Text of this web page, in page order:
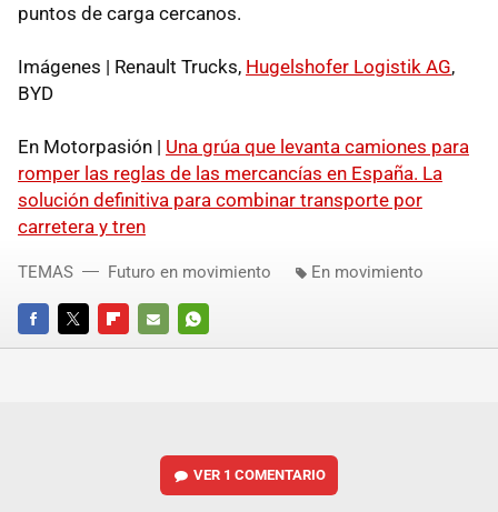
puntos de carga cercanos.
Imágenes | Renault Trucks, Hugelshofer Logistik AG,
BYD
En Motorpasión | Una grúa que levanta camiones para
romper las reglas de las mercancías en España. La
solución definitiva para combinar transporte por
carretera y tren
FACEBOOKTWITTERFLIPBOARD
E-
WHATSAPP
TEMAS Futuro en movimiento En movimiento
VER 1 COMENTARIO